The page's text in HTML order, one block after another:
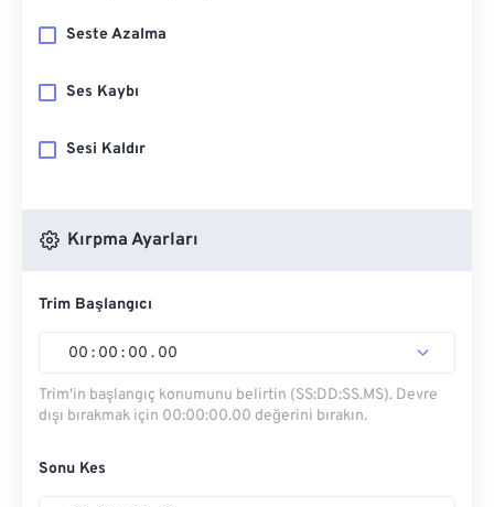
Seste Azalma
Ses Kaybı
Sesi Kaldır
Kırpma Ayarları
Trim Başlangıcı
00 : 00 : 00 . 00
Trim'in başlangıç ​​konumunu belirtin (SS:DD:SS.MS). Devre
dışı bırakmak için 00:00:00.00 değerini bırakın.
Sonu Kes